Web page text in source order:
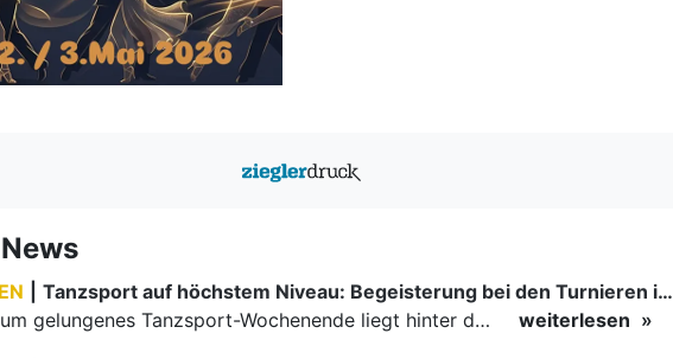
Tanzsport auf höchstem Niveau: Begeisterung bei den Turnieren in…
Ein rundum gelungenes Tanzsport-Wochenende liegt hinter den Paaren und Organisatoren in Enzklösterle. Am 1. und 2. August 2026 verwandelte sich die Festhalle wieder in einen lebendigen Mittelpunkt des…
weiterlesen